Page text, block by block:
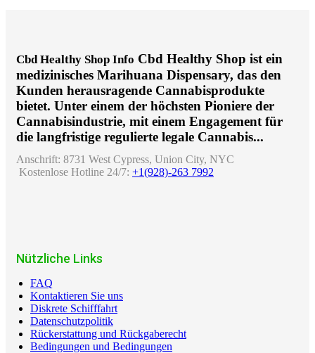
Cbd Healthy Shop Info Cbd Healthy Shop ist ein
medizinisches Marihuana Dispensary, das den
Kunden herausragende Cannabisprodukte
bietet. Unter einem der höchsten Pioniere der
Cannabisindustrie, mit einem Engagement für
die langfristige regulierte legale Cannabis...
Anschrift: 8731 West Cypress, Union City, NYC
Kostenlose Hotline 24/7: +1(928)-263 7992
Nützliche Links
FAQ
Kontaktieren Sie uns
Diskrete Schifffahrt
Datenschutzpolitik
Rückerstattung und Rückgaberecht
Bedingungen und Bedingungen